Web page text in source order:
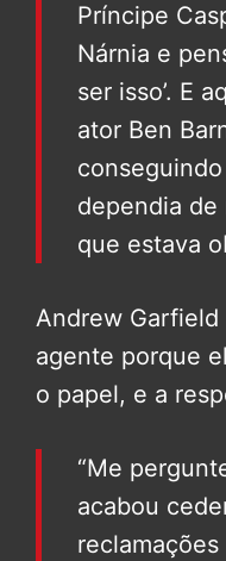
Príncipe
Nárnia e
ser isso’. E
ator Ben
dependia de
que estava
Andrew Garfield
agente porque
o papel, e a
“Me
acabou
reclamações